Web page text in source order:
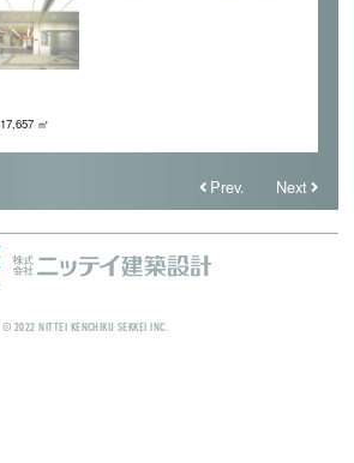
17,657 ㎡
Prev. Next
© 2022 NITTEI KENCHIKU SEKKEI INC.